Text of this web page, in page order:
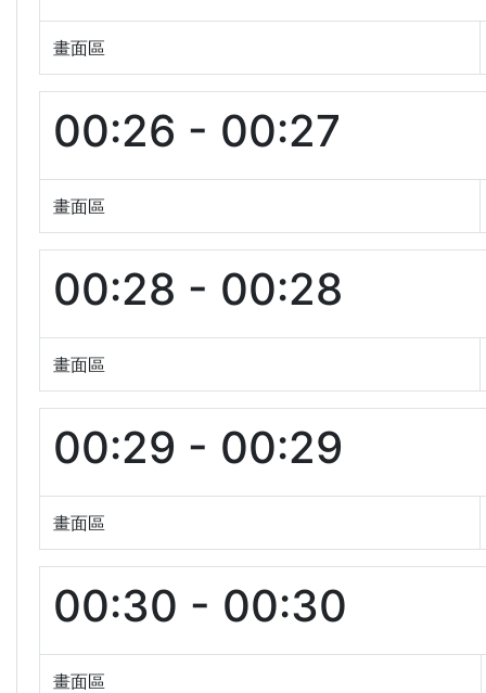
畫面區
00:26 - 00:27
畫面區
00:28 - 00:28
畫面區
00:29 - 00:29
畫面區
00:30 - 00:30
畫面區